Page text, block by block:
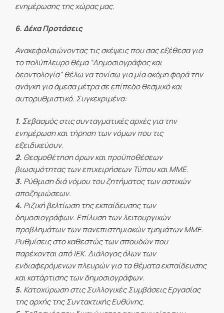
ενημέρωσης της χώρας μας.
6. Δέκα Προτάσεις
Ανακεφαλαιώνοντας τις σκέψεις που σας εξέθεσα για
το πολύπλευρο θέμα “Δημοσιογράφος και
δεοντολογία” θέλω να τονίσω για μία ακόμη φορά την
ανάγκη για άμεσα μέτρα σε επίπεδο θεσμικό και
αυτορυθμιστικό. Συγκεκριμένα:
1. Σεβασμός στις συνταγματικές αρχές για την
ενημέρωση και τήρηση των νόμων που τις
εξειδικεύουν.
2. Θεσμοθέτηση όρων και προϋποθέσεων
βιωσιμότητας των επιχειρήσεων Τύπου και ΜΜΕ.
3. Ρύθμιση διά νόμου του ζητήματος των αστικών
αποζημιώσεων.
4. Ριζική βελτίωση της εκπαίδευσης των
δημοσιογράφων. Επίλυση των λειτουργικών
προβλημάτων των πανεπιστημιακών τμημάτων ΜΜΕ.
Ρυθμίσεις στο καθεστώς των σπουδών που
παρέχονται από ΙΕΚ. Διάλογος όλων των
ενδιαφερόμενων πλευρών για τα θέματα εκπαίδευσης
και κατάρτισης των δημοσιογράφων.
5. Κατοχύρωση στις Συλλογικές Συμβάσεις Εργασίας
της αρχής της Συντακτικής Ευθύνης.